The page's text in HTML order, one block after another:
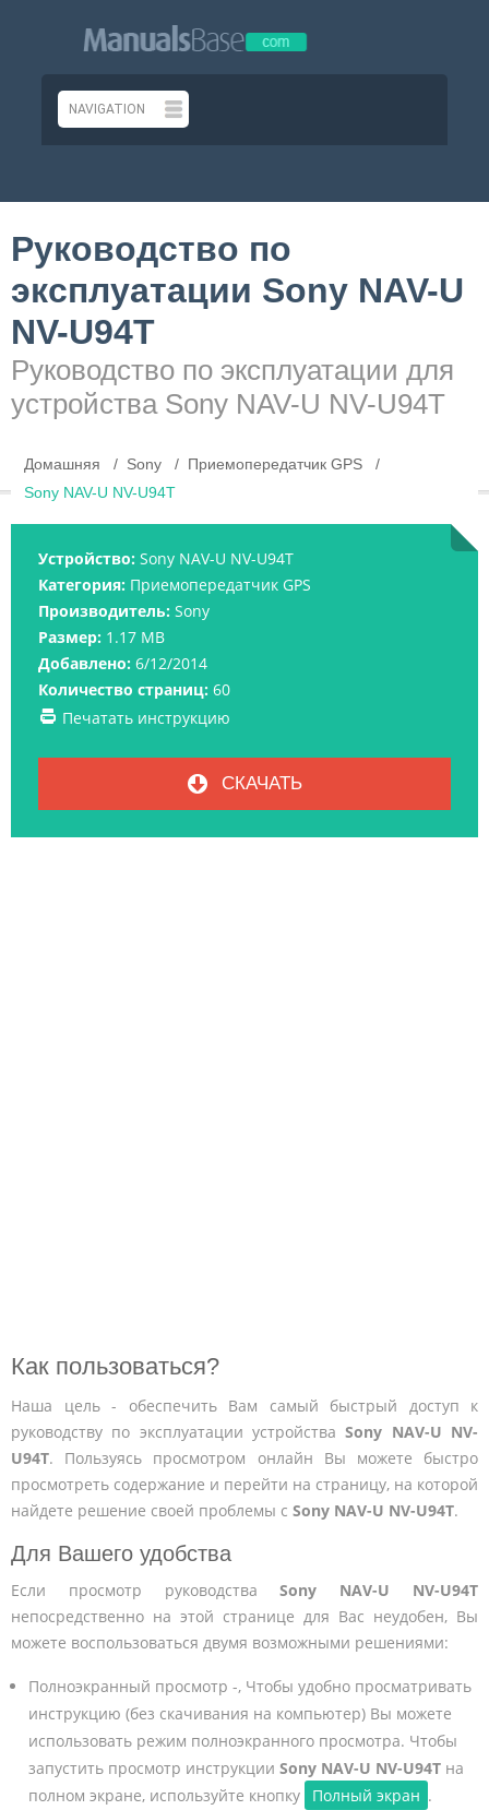
Руководство по
эксплуатации Sony NAV-U
NV-U94T
Руководство по эксплуатации для
устройства Sony NAV-U NV-U94T
Домашняя Sony
Приемопередатчик GPS
Sony NAV-U NV-U94T
Устройство: Sony NAV-U NV-U94T
Категория: Приемопередатчик GPS
Производитель: Sony
Размер: 1.17 MB
Добавлено: 6/12/2014
Количество страниц: 60
Печатать инструкцию
СКАЧАТЬ
Как пользоваться?
Наша цель - обеспечить Вам самый быстрый доступ к
руководству по эксплуатации устройстваSony NAV-U NV-
U94T. Пользуясь просмотром онлайн Вы можете быстро
просмотреть содержание и перейти на страницу, на которой
найдете решение своей проблемы с Sony NAV-U NV-U94T.
Для Вашего удобства
Если просмотр руководстваSony NAV-U NV-U94T
непосредственно на этой странице для Вас неудобен, Вы
можете воспользоваться двумя возможными решениями:
Полноэкранный просмотр -, Чтобы удобно просматривать
инструкцию (без скачивания на компьютер) Вы можете
использовать режим полноэкранного просмотра. Чтобы
запустить просмотр инструкции Sony NAV-U NV-U94Tна
полном экране, используйте кнопку
Полный экран .